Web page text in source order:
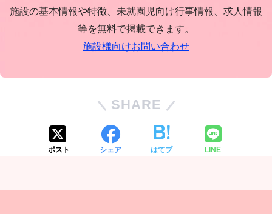
施設の基本情報や特徴、未就園児向け行事情報、求人情報
等を無料で掲載できます。
施設様向けお問い合わせ
SHARE
ポスト シェア はてブ LINE